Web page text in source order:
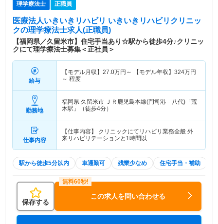
理学療法士 正職員
医療法人いきいきリハビリ いきいきリハビリクリニッ
クの理学療法士求人(正職員)
【福岡県／久留米市】住宅手当あり☆駅から徒歩4分♪クリニッ
クにて理学療法士募集＜正社員＞
給与
【モデル月収】 27.0万円～ 【モデル年収】 324万円
～ 程度
勤務地
福岡県 久留米市 ＪＲ鹿児島本線(門司港－八代)「荒
木駅」（徒歩4分）
仕事内容
【仕事内容】 クリニックにてリハビリ業務全般 外
来リハビリテーションと1時間以…
駅から徒歩5分以内 車通勤可 残業少なめ 住宅手当・補助
保存する
この求人を問い合わせる